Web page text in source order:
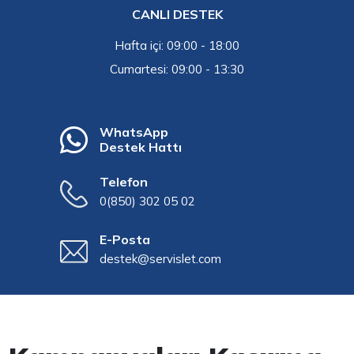
CANLI DESTEK
Hafta içi: 09:00 - 18:00
Cumartesi: 09:00 - 13:30
WhatsApp
Destek Hattı
Telefon
0(850) 302 05 02
E-Posta
destek@servislet.com